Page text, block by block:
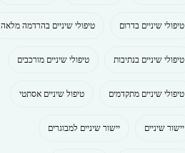
טיפולי שיניים בדרום טיפולי שיניים בהרדמה מלאה
טיפולי שיניים בנתיבות טיפולי שיניים מורכבים
טיפולי שיניים מתקדמים טיפול שיניים אסתטי
יישור שיניים יישור שיניים למבוגרים